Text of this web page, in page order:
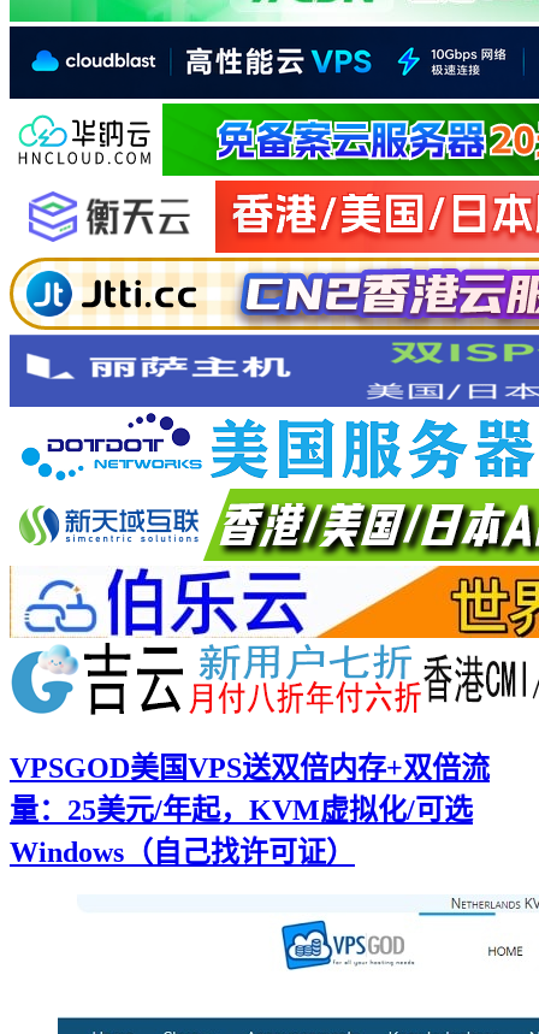
VPSGOD美国VPS送双倍内存+双倍流
量：25美元/年起，KVM虚拟化/可选
Windows（自己找许可证）